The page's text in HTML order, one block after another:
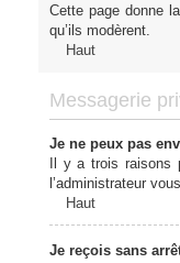
Cette page donne
qu’ils modèrent.
Haut
Messagerie
Je ne peux pas
Il y a trois raisons
l’administrateur
Haut
Je reçois sans